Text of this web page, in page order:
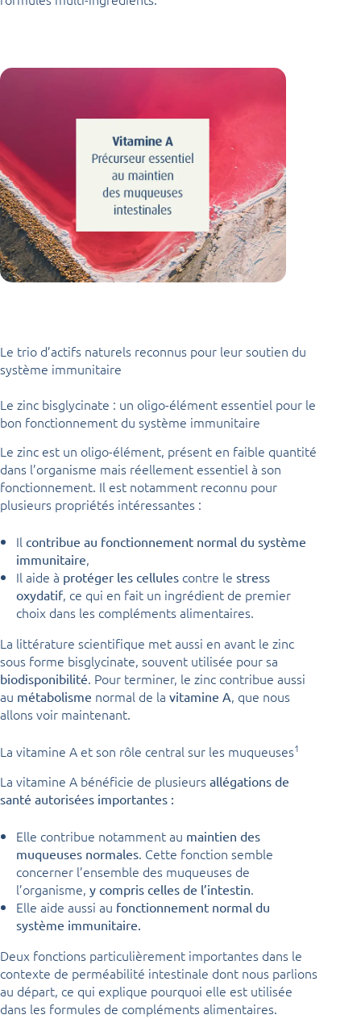
Le trio d’actifs naturels reconnus pour leur soutien du
système immunitaire
Le zinc bisglycinate : un oligo-élément essentiel pour le
bon fonctionnement du système immunitaire
Le zinc est un oligo-élément, présent en faible quantité
dans l’organisme mais réellement essentiel à son
fonctionnement. Il est notamment reconnu pour
plusieurs propriétés intéressantes :
Il contribue au fonctionnement normal du système
immunitaire,
Il aide à protéger les cellules contre le stress
oxydatif, ce qui en fait un ingrédient de premier
choix dans les compléments alimentaires.
La littérature scientifique met aussi en avant le zinc
sous forme bisglycinate, souvent utilisée pour sa
biodisponibilité. Pour terminer, le zinc contribue aussi
au métabolisme normal de la vitamine A, que nous
allons voir maintenant.
La vitamine A et son rôle central sur les muqueuses1
La vitamine A bénéficie de plusieurs allégations de
santé autorisées importantes :
Elle contribue notamment au maintien des
muqueuses normales. Cette fonction semble
concerner l’ensemble des muqueuses de
l’organisme, y compris celles de l’intestin.
Elle aide aussi au fonctionnement normal du
système immunitaire.
Deux fonctions particulièrement importantes dans le
contexte de perméabilité intestinale dont nous parlions
au départ, ce qui explique pourquoi elle est utilisée
dans les formules de compléments alimentaires.